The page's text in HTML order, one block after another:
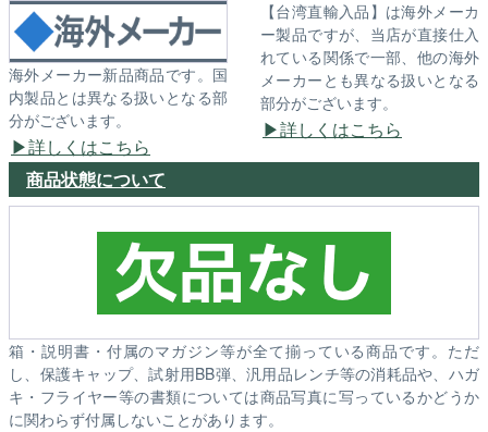
海外メーカー新品商品です。国
内製品とは異なる扱いとなる部
分がございます。
詳しくはこちら
【台湾直輸入品】は海外メーカ
ー製品ですが、当店が直接仕入
れている関係で一部、他の海外
メーカーとも異なる扱いとなる
部分がございます。
詳しくはこちら
商品状態について
箱・説明書・付属のマガジン等が全て揃っている商品です。ただ
し、保護キャップ、試射用BB弾、汎用品レンチ等の消耗品や、ハガ
キ・フライヤー等の書類については商品写真に写っているかどうか
に関わらず付属しないことがあります。